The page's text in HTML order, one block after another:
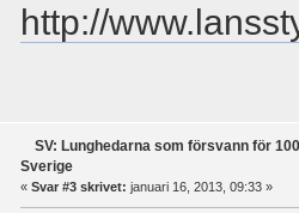
http://
SV: Lunghedarna som försvann för
Sverige
« Svar #3 skrivet: januari 16, 2013, 09:33 »